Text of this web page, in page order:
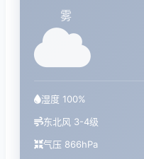
雾
湿度 100%
东北风 3-4级
气压 866hPa